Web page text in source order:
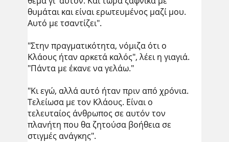
θυμάται και είναι ερωτευμένος μαζί μου.
Αυτό με τσαντίζει".
"Στην πραγματικότητα, νόμιζα ότι ο
Κλάους ήταν αρκετά καλός", λέει η γιαγιά.
"Πάντα με έκανε να γελάω."
"Κι εγώ, αλλά αυτό ήταν πριν από χρόνια.
Τελείωσα με τον Κλάους. Είναι ο
τελευταίος άνθρωπος σε αυτόν τον
πλανήτη που θα ζητούσα βοήθεια σε
στιγμές ανάγκης".